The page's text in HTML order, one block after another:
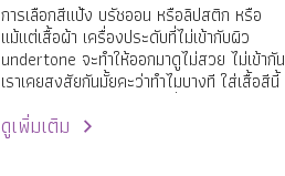
การเลือกสีแป้ง บรัชออน หรือลิปสติก หรือ
แม้แต่เสื้อผ้า เครื่องประดับที่ไม่เข้ากับผิว
undertone จะทำให้ออกมาดูไม่สวย ไม่เข้ากัน
เราเคยสงสัยกันมั้ยคะว่าทำไมบางที ใส่เสื้อสีนี้
ได้กับสีผิว undertone นี่เองคะ
ดูเพิ่มเติม